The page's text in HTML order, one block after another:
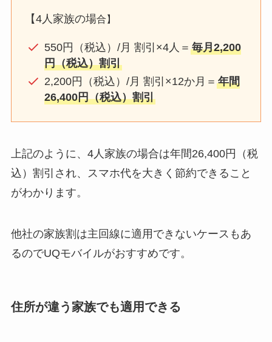
【4人家族の場合】
550円（税込）/月 割引×4人＝ 毎月2,200
円（税込）割引
2,200円（税込）/月 割引×12か月＝ 年間
26,400円（税込）割引
上記のように、4人家族の場合は年間26,400円（税
込）割引され、スマホ代を大きく節約できること
がわかります。
他社の家族割は主回線に適用できないケースもあ
るのでUQモバイルがおすすめです。
住所が違う家族でも適用できる